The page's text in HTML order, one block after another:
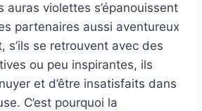
auras violettes s’épanouissent
partenaires aussi aventureux
s’ils se retrouvent avec des
ou peu inspirantes, ils
et d’être insatisfaits dans
C’est pourquoi la